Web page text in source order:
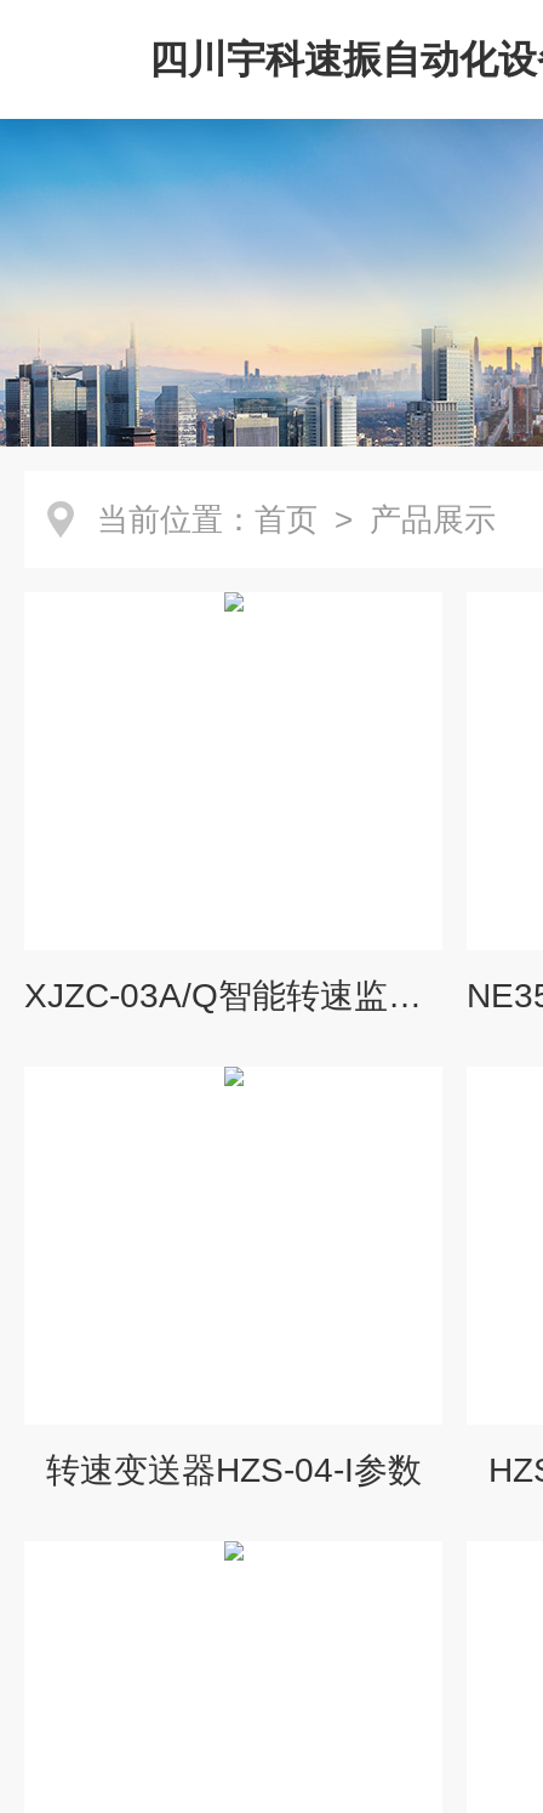
四川宇科速振自动化
公司
当前位置： 首页 > 产品展示
XJZC-03A/Q智能转速监测保护仪
转速变送器HZS-04-I参数